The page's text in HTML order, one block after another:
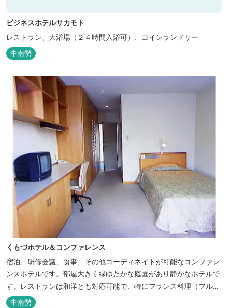
ビジネスホテルサカモト
レストラン、大浴場（２４時間入浴可）、コインランドリー
中南勢
くもづホテル＆コンファレンス
宿泊、研修会議、食事、その他コーディネイトが可能なコンファレ
ンスホテルです。部屋大きく緑ゆたかな庭園があり静かなホテルで
す。レストランは和洋とも対応可能で、特にフランス料理（フルコ
ース）が人気あり是非ご賞味ください。
中南勢